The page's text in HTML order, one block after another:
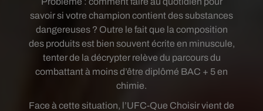
savoir si votre champion contient des substances
dangereuses ? Outre le fait que la composition
des produits est bien souvent écrite en minuscule,
tenter de la décrypter relève du parcours du
combattant à moins d’être diplômé BAC + 5 en
chimie.
Face à cette situation, l’UFC-Que Choisir vient de